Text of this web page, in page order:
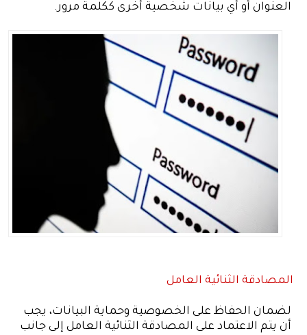
العنوان أو أي بيانات شخصية أخرى ككلمة مرور.
المصادقة الثنائية العامل
لضمان الحفاظ على الخصوصية وحماية البيانات، يجب
أن يتم الاعتماد على المصادقة الثنائية العامل إلى جانب